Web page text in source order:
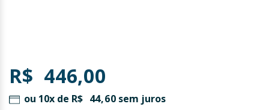
o
início
da
R$ 446,00
ou 10x de R$ 44,60 sem juros